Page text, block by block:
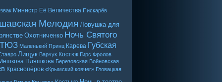
Министр Её Величества Пискарёв
Мелодия Ловушка для
Охотниченко Ночь Святого
ТЮЗ Маленький Принц Карева Губская
Лищук Варчук Костюк Гирс Фролов
Пляшкова Березовская Войновская
Краснопёров «Крымский ковчег» Гловацкая